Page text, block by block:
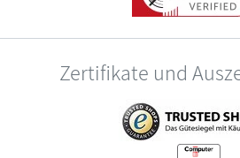
Zertifikate und